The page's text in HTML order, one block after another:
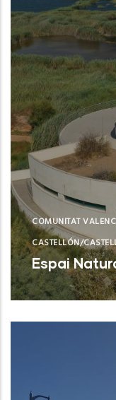
COMUNITAT
CASTELLÓN/
Espai
Torreblanca